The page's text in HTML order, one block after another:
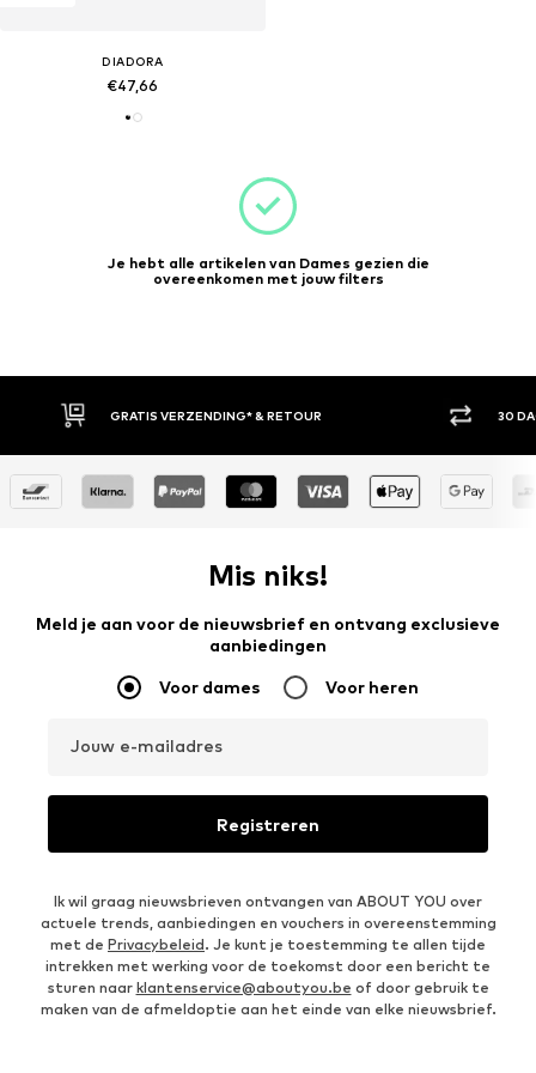
DIADORA
€47,66
Je hebt alle artikelen van Dames gezien die
overeenkomen met jouw filters
30 DAGEN BEDENKTIJD
Mis niks!
Meld je aan voor de nieuwsbrief en ontvang exclusieve
aanbiedingen
Voor dames Voor heren
Jouw e-mailadres
Registreren
Ik wil graag nieuwsbrieven ontvangen van ABOUT YOU over
actuele trends, aanbiedingen en vouchers in overeenstemming
met de Privacybeleid. Je kunt je toestemming te allen tijde
intrekken met werking voor de toekomst door een bericht te
sturen naar klantenservice@aboutyou.be of door gebruik te
maken van de afmeldoptie aan het einde van elke nieuwsbrief.